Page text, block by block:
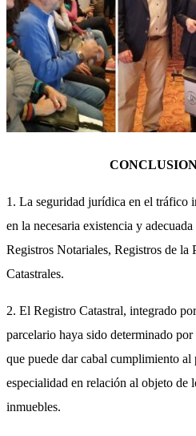
1. La seguridad jurídica en el tráfico
en la necesaria existencia y
Registros Notariales, Registros de la
Catastrales.
2. El Registro Catastral, integrado
parcelario haya sido determinado
que puede dar cabal cumplimiento
especialidad en relación al objeto de
inmuebles.